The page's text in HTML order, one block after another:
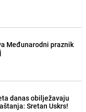
Međunarodni praznik
danas obilježavaju
Sretan Uskrs!